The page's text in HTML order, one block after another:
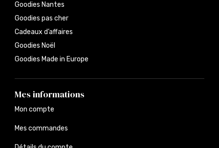
Goodies Nantes
Goodies pas cher
Cadeaux d’affaires
Goodies Noël
Goodies Made in Europe
Mes informations
Mon compte
Mes commandes